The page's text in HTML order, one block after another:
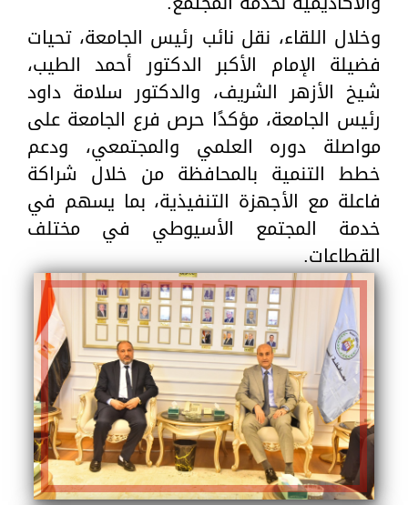
وخلال اللقاء، نقل نائب رئيس الجامعة، تحيات
فضيلة الإمام الأكبر الدكتور أحمد الطيب،
شيخ الأزهر الشريف، والدكتور سلامة داود
رئيس الجامعة، مؤكدًا حرص فرع الجامعة على
مواصلة دوره العلمي والمجتمعي، ودعم
خطط التنمية بالمحافظة من خلال شراكة
فاعلة مع الأجهزة التنفيذية، بما يسهم في
خدمة المجتمع الأسيوطي في مختلف
القطاعات.